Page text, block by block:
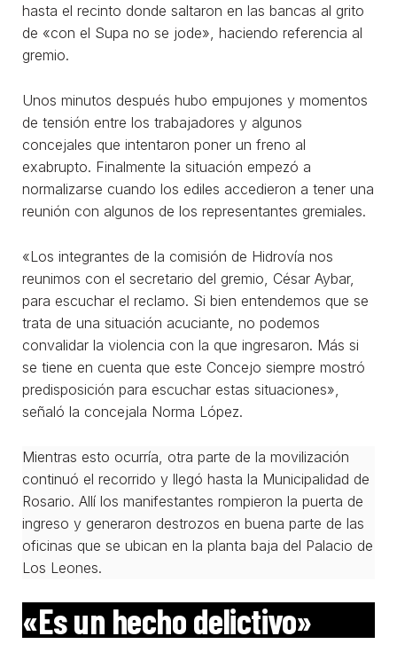
hasta el recinto donde saltaron en las bancas al grito
de «con el Supa no se jode», haciendo referencia al
gremio.
Unos minutos después hubo empujones y momentos
de tensión entre los trabajadores y algunos
concejales que intentaron poner un freno al
exabrupto. Finalmente la situación empezó a
normalizarse cuando los ediles accedieron a tener una
reunión con algunos de los representantes gremiales.
«Los integrantes de la comisión de Hidrovía nos
reunimos con el secretario del gremio, César Aybar,
para escuchar el reclamo. Si bien entendemos que se
trata de una situación acuciante, no podemos
convalidar la violencia con la que ingresaron. Más si
se tiene en cuenta que este Concejo siempre mostró
predisposición para escuchar estas situaciones»,
señaló la concejala Norma López.
Mientras esto ocurría, otra parte de la movilización
continuó el recorrido y llegó hasta la Municipalidad de
Rosario. Allí los manifestantes rompieron la puerta de
ingreso y generaron destrozos en buena parte de las
oficinas que se ubican en la planta baja del Palacio de
Los Leones.
«Es un hecho delictivo»